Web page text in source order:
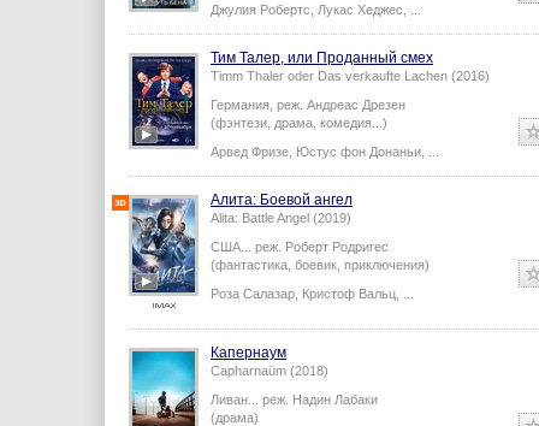
Джулия Робертс
Лукас Хеджес
Тим Талер, или Проданный смех
Timm Thaler oder Das verkaufte Lachen (2016)
Германия, реж. Андреас Дрезен
(фэнтези, драма, комедия...)
Арвед Фризе Юстус фон Донаньи
Алита: Боевой ангел
Alita: Battle Angel (2019)
США... реж. Роберт Родригес
(фантастика, боевик, приключения)
Роза Салазар Кристоф Вальц
Капернаум
Capharnaüm (2018)
Ливан... реж. Надин Лабаки
(драма)